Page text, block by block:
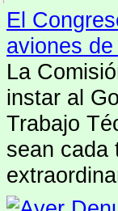
El
aviones
La
instar al
Trabajo
sean cada